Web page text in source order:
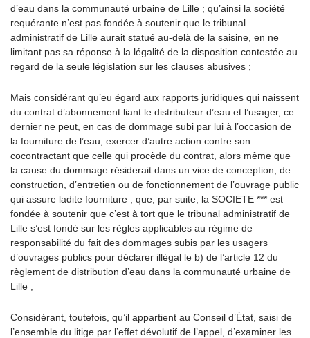
d’eau dans la communauté urbaine de Lille ; qu’ainsi la société
requérante n’est pas fondée à soutenir que le tribunal
administratif de Lille aurait statué au-delà de la saisine, en ne
limitant pas sa réponse à la légalité de la disposition contestée au
regard de la seule législation sur les clauses abusives ;
Mais considérant qu’eu égard aux rapports juridiques qui naissent
du contrat d’abonnement liant le distributeur d’eau et l’usager, ce
dernier ne peut, en cas de dommage subi par lui à l’occasion de
la fourniture de l’eau, exercer d’autre action contre son
cocontractant que celle qui procède du contrat, alors même que
la cause du dommage résiderait dans un vice de conception, de
construction, d’entretien ou de fonctionnement de l’ouvrage public
qui assure ladite fourniture ; que, par suite, la SOCIETE *** est
fondée à soutenir que c’est à tort que le tribunal administratif de
Lille s’est fondé sur les règles applicables au régime de
responsabilité du fait des dommages subis par les usagers
d’ouvrages publics pour déclarer illégal le b) de l’article 12 du
règlement de distribution d’eau dans la communauté urbaine de
Lille ;
Considérant, toutefois, qu’il appartient au Conseil d’État, saisi de
l’ensemble du litige par l’effet dévolutif de l’appel, d’examiner les